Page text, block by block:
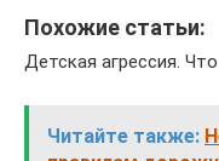
Похожие статьи:
Детская агрессия.
Читайте также: